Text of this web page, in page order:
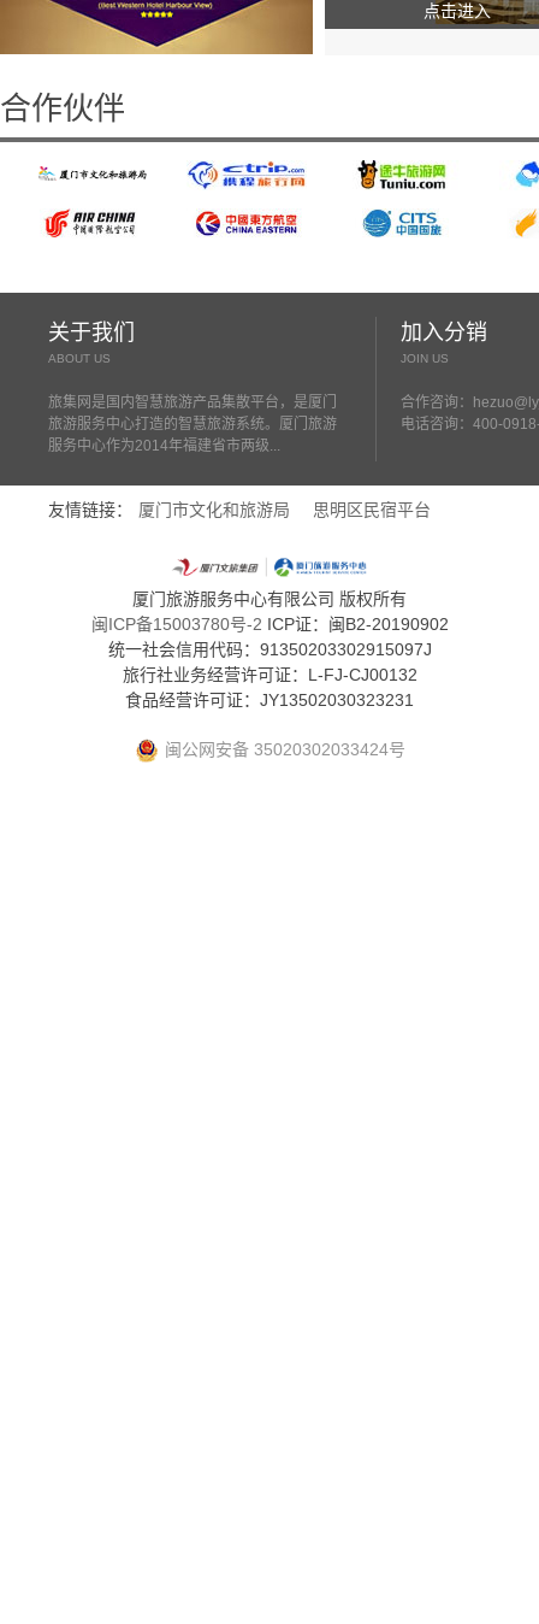
点击进入
合作伙伴
关于我们
ABOUT US
旅集网是国内智慧旅游产品集散平台，是厦门
旅游服务中心打造的智慧旅游系统。厦门旅游
服务中心作为2014年福建省市两级...
加入分销
JOIN US
合作咨询：
电话咨询：400-
友情链接： 厦门市文化和旅游局 思明区民宿平台
厦门旅游服务中心有限公司 版权所有
闽ICP备15003780号-2 ICP证：闽B2-20190902
统一社会信用代码：91350203302915097J
旅行社业务经营许可证：L-FJ-CJ00132
食品经营许可证：JY13502030323231
闽公网安备 35020302033424号